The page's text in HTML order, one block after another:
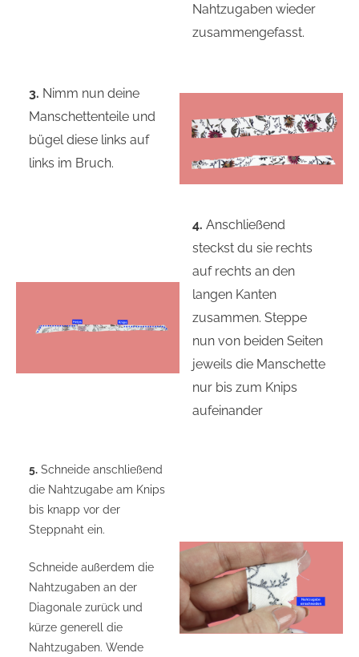
Nahtzugaben wieder
zusammengefasst.
3. Nimm nun deine
Manschettenteile und
bügel diese links auf
links im Bruch.
4.Anschließend
steckst du sie rechts
auf rechts an den
langen Kanten
zusammen. Steppe
nun von beiden Seiten
jeweils die Manschette
nur bis zum Knips
aufeinander
5. Schneide anschließend
die Nahtzugabe am Knips
bis knapp vor der
Steppnaht ein.
Schneide außerdem die
Nahtzugaben an der
Diagonale zurück und
kürze generell die
Nahtzugaben. Wende